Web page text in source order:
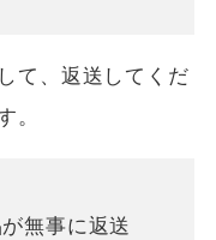
て、返送してくだ
。
無事に返送